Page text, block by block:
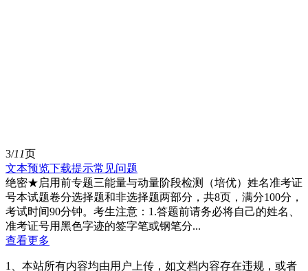
3/11页
文本预览下载提示常见问题
绝密★启用前专题三能量与动量阶段检测（培优）姓名准考证
号本试题卷分选择题和非选择题两部分，共8页，满分100分，
考试时间90分钟。考生注意：1.答题前请务必将自己的姓名、
准考证号用黑色字迹的签字笔或钢笔分...
查看更多
1、本站所有内容均由用户上传，如文档内容存在违规，或者